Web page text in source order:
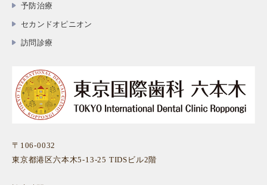
予防治療
セカンドオピニオン
訪問診療
〒106-0032
東京都港区六本木5-13-25 TIDSビル2階